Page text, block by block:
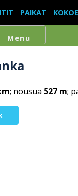
PAIKAT
Menu
; nousua 527 m;